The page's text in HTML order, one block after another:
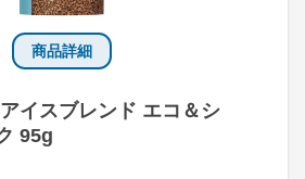
商品詳細
イスブレンド エコ＆シ
95g